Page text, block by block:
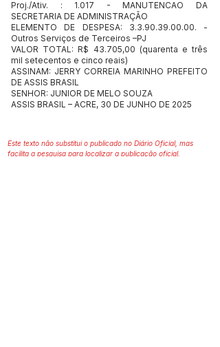
Proj./Ativ. : 1.017 - MANUTENCAO DA
SECRETARIA DE ADMINISTRAÇÃO
ELEMENTO DE DESPESA: 3.3.90.39.00.00. -
Outros Serviços de Terceiros –PJ
VALOR TOTAL: R$ 43.705,00 (quarenta e três
mil setecentos e cinco reais)
ASSINAM: JERRY CORREIA MARINHO PREFEITO
DE ASSIS BRASIL
SENHOR: JUNIOR DE MELO SOUZA
ASSIS BRASIL – ACRE, 30 DE JUNHO DE 2025
Este texto não substitui o publicado no Diário Oficial, mas
facilita a pesquisa para localizar a publicação oficial.